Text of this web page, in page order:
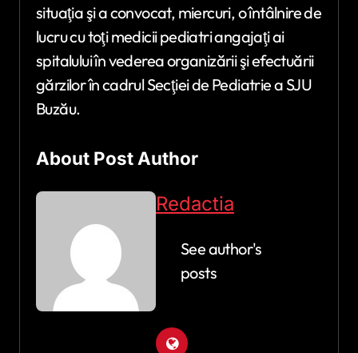
situaţia şi a convocat, miercuri, o întâlnire de
lucru cu toţi medicii pediatri angajaţi ai
spitalului în vederea organizării şi efectuării
gărzilor în cadrul Secţiei de Pediatrie a SJU
Buzău.
About Post Author
Redactia
See author's
posts